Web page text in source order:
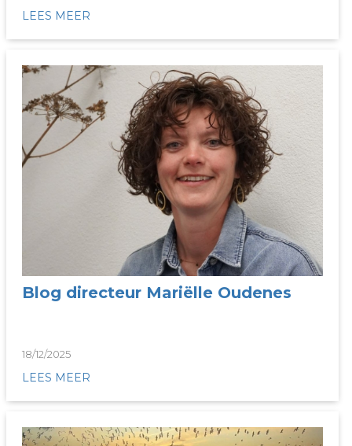
LEES MEER
Blog directeur Mariëlle Oudenes
18/12/2025
LEES MEER